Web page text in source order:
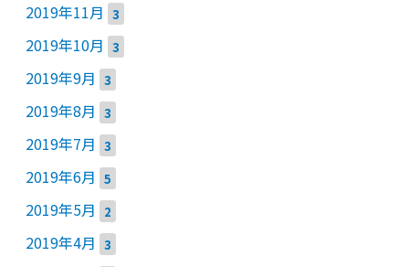
2019年11月 3
2019年10月 3
2019年9月 3
2019年8月 3
2019年7月 3
2019年6月 5
2019年5月 2
2019年4月 3